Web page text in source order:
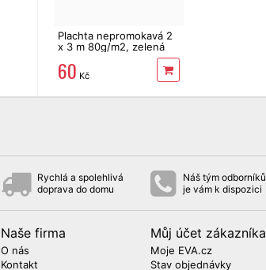
Plachta nepromokavá 2
x 3 m 80g/m2, zelená
60 Kč
Rychlá a spolehlivá
doprava do domu
Náš tým odborníků
je vám k dispozici
Naše firma
O nás
Kontakt
Můj účet zákazníka
Moje EVA.cz
Stav objednávky